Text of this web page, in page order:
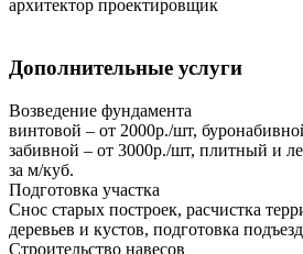
архитектор проектировщик
Дополнительные услуги
Возведение фундамента
винтовой – от 2000р./шт,
забивной – от 3000р./шт, плитный и
за м/куб.
Подготовка участка
Снос старых построек, расчистка
деревьев и кустов, подготовка
Строительство навесов